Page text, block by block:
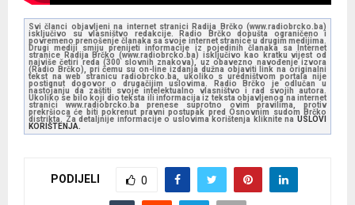
Svi članci objavljeni na internet stranici Radija Brčko (www.radiobrcko.ba)
isključivo su vlasništvo redakcije. Radio Brčko dopušta ograničeno i
povremeno prenošenje članaka sa svoje internet stranice u drugim medijima.
Drugi mediji smiju prenijeti informacije iz pojedinih članaka sa Internet
stranice Radija Brčko (www.radiobrcko.ba) isključivo kao kratku vijest od
najviše četiri reda (300 slovnih znakova), uz obavezno navođenje izvora
(Radio Brčko), pri čemu su on-line izdanja dužna objaviti link na originalni
tekst na web stranicu radiobrcko.ba, ukoliko s uredništvom portala nije
postignut dogovor o drugačijim uslovima. Radio Brčko je odlučan u
nastojanju da zaštiti svoje intelektualno vlasništvo i rad svojih autora.
Ukoliko se bilo koji dio teksta ili informacija iz teksta objavljenog na internet
stranici www.radiobrcko.ba prenese suprotno ovim pravilima, protiv
prekršioca će biti pokrenut pravni postupak pred Osnovnim sudom Brčko
distrikta. Za detaljnije informacije o uslovima korištenja kliknite na USLOVI
KORIŠTENJA.
PODIJELI 0